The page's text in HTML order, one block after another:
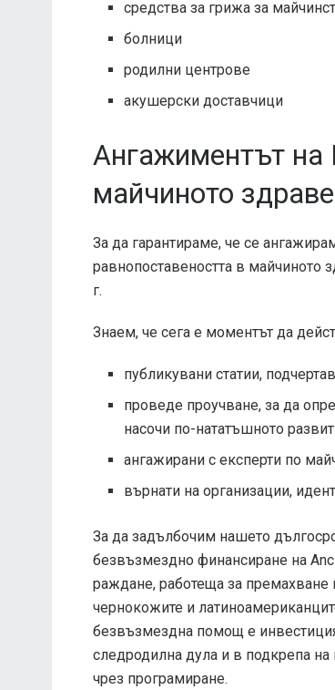
средства за грижа за
болници
родилни центрове
акушерски доставчици
Ангажиментът на
майчиното здраве
За да гарантираме, че се
равнопоставеността в майчиното
г.
Знаем, че сега е моментът да
публикувани статии,
проведе проучване, за да
насочи по-нататъшното
ангажирани с експерти по
върнати на организации,
За да задълбочим нашето
безвъзмездно финансиране на
раждане, работеща за премахване
чернокожите и
безвъзмездна помощ е
следродилна дула и в подкрепа
чрез програмиране.